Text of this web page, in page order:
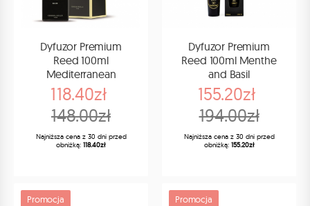
Dyfuzor Premium
Reed 100ml
Mediterranean
118.40zł
148.00zł
Najniższa cena z 30 dni przed
obniżką: 118.40zł
Dyfuzor Premium
Reed 100ml Menthe
and Basil
155.20zł
194.00zł
Najniższa cena z 30 dni przed
obniżką: 155.20zł
Promocja Promocja